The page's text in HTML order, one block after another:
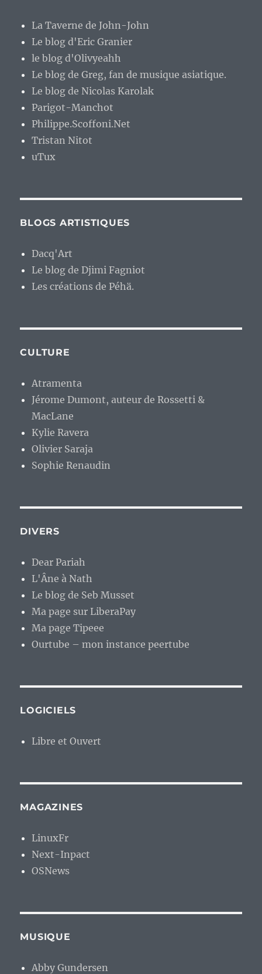
La Taverne de John-John
Le blog d'Eric Granier
le blog d'Olivyeahh
Le blog de Greg, fan de musique asiatique.
Le blog de Nicolas Karolak
Parigot-Manchot
Philippe.Scoffoni.Net
Tristan Nitot
uTux
BLOGS ARTISTIQUES
Dacq'Art
Le blog de Djimi Fagniot
Les créations de Péhä.
CULTURE
Atramenta
Jérome Dumont, auteur de Rossetti &
MacLane
Kylie Ravera
Olivier Saraja
Sophie Renaudin
DIVERS
Dear Pariah
L'Âne à Nath
Le blog de Seb Musset
Ma page sur LiberaPay
Ma page Tipeee
Ourtube – mon instance peertube
LOGICIELS
Libre et Ouvert
MAGAZINES
LinuxFr
Next-Inpact
OSNews
MUSIQUE
Abby Gundersen